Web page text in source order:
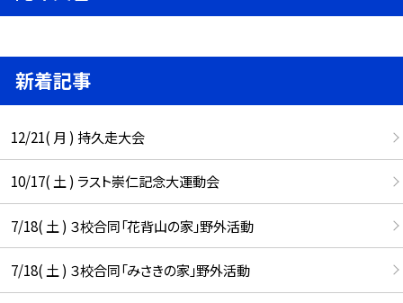
新着記事
12/21( 月 ) 持久走大会
10/17( 土 ) ラスト崇仁記念大運動会
7/18( 土 ) ３校合同「花背山の家」野外活動
7/18( 土 ) ３校合同「みさきの家」野外活動